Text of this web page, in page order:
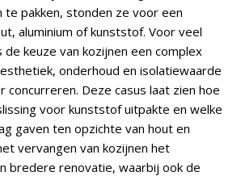
te pakken, stonden ze voor een
aluminium of kunststof. Voor veel
de keuze van kozijnen een complex
onderhoud en isolatiewaarde
concurreren. Deze casus laat zien hoe
voor kunststof uitpakte en welke
gaven ten opzichte van hout en
vervangen van kozijnen het
bredere renovatie, waarbij ook de